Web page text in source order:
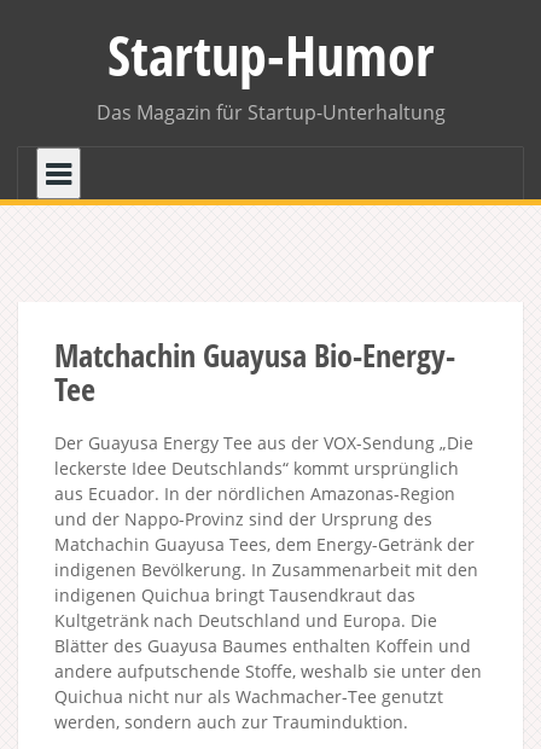
Startup-Humor
Das Magazin für Startup-Unterhaltung
Matchachin Guayusa Bio-Energy-
Tee
Der Guayusa Energy Tee aus der VOX-Sendung „Die
leckerste Idee Deutschlands“ kommt ursprünglich
aus Ecuador. In der nördlichen Amazonas-Region
und der Nappo-Provinz sind der Ursprung des
Matchachin Guayusa Tees, dem Energy-Getränk der
indigenen Bevölkerung. In Zusammenarbeit mit den
indigenen Quichua bringt Tausendkraut das
Kultgetränk nach Deutschland und Europa. Die
Blätter des Guayusa Baumes enthalten Koffein und
andere aufputschende Stoffe, weshalb sie unter den
Quichua nicht nur als Wachmacher-Tee genutzt
werden, sondern auch zur Trauminduktion.